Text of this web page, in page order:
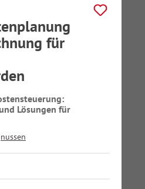
für
Lösungen für